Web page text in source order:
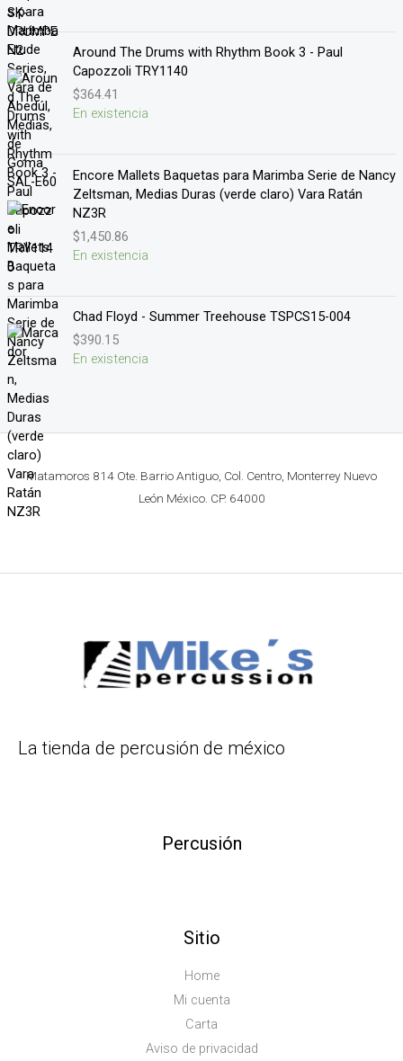
Around The Drums with Rhythm Book 3 - Paul
Capozzoli TRY1140
$364.41
En existencia
Encore Mallets Baquetas para Marimba Serie de Nancy
Zeltsman, Medias Duras (verde claro) Vara Ratán
NZ3R
$1,450.86
En existencia
Chad Floyd - Summer Treehouse TSPCS15-004
$390.15
En existencia
Matamoros 814 Ote. Barrio Antiguo, Col. Centro, Monterrey Nuevo
León México. CP. 64000
La tienda de percusión de méxico
Percusión
Sitio
Home
Mi cuenta
Carta
Aviso de privacidad